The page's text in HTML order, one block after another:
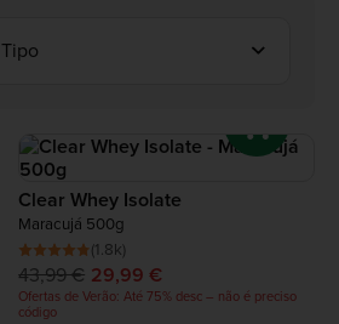
Tipo
Clear Whey Isolate
Maracujá 500g
(1.8k)
43,99 € 29,99 €
Ofertas de Verão: Até 75% desc – não é preciso
código